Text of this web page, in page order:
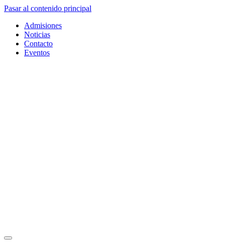
Pasar al contenido principal
Admisiones
Noticias
Contacto
Eventos